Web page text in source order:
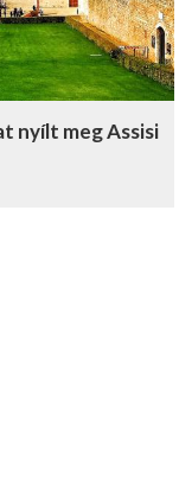
nyílt meg Assisi